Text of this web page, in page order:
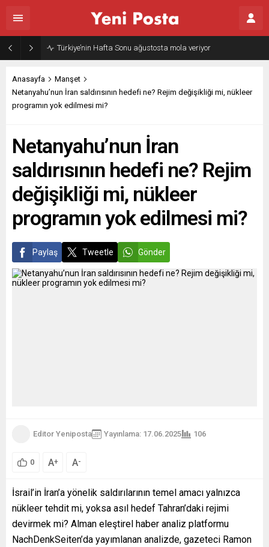
Gazze’nin geleceği: Teknokratik kontrol mü, kolonializm mi?
Anasayfa
Manşet
Netanyahu’nun İran saldırısının hedefi ne? Rejim değişikliği mi, nükleer
programın yok edilmesi mi?
Netanyahu’nun İran
saldırısının hedefi ne? Rejim
değişikliği mi, nükleer
programın yok edilmesi mi?
Paylaş Tweetle Gönder
Editor Yeniposta Yayınlama: 17.06.2025 106
0 A+ A-
İsrail’in İran’a yönelik saldırılarının temel amacı yalnızca
nükleer tehdit mi, yoksa asıl hedef Tahran’daki rejimi
devirmek mi? Alman eleştirel haber analiz platformu
NachDenkSeiten’da yayımlanan analizde, gazeteci Ramon